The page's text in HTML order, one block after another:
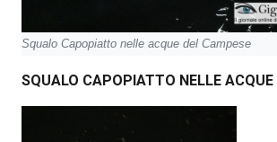
Squalo Capopiatto nelle acque del Campese
SQUALO CAPOPIATTO NELLE